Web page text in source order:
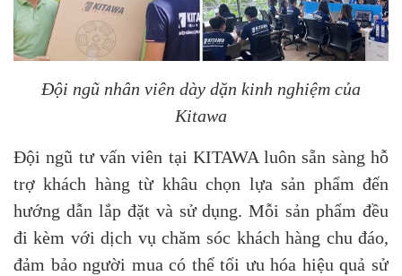
Đội ngũ nhân viên dày dặn kinh nghiệm của
Kitawa
Đội ngũ tư vấn viên tại KITAWA luôn sẵn sàng hỗ
trợ khách hàng từ khâu chọn lựa sản phẩm đến
hướng dẫn lắp đặt và sử dụng. Mỗi sản phẩm đều
đi kèm với dịch vụ chăm sóc khách hàng chu đáo,
đảm bảo người mua có thể tối ưu hóa hiệu quả sử